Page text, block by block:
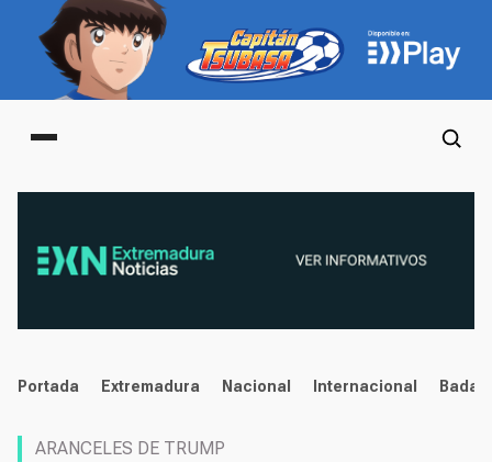
Main menu
noticias
Portada Extremadura Nacional Internacional
ARANCELES DE TRUMP